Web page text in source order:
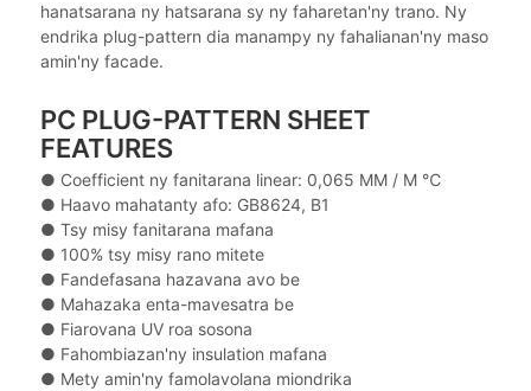
hanatsarana ny hatsarana sy ny faharetan'ny trano. Ny
endrika plug-pattern dia manampy ny fahalianan'ny maso
amin'ny facade.
PC PLUG-PATTERN SHEET
FEATURES
● Coefficient ny fanitarana linear: 0,065 MM / M ℃
● Haavo mahatanty afo: GB8624, B1
● Tsy misy fanitarana mafana
● 100% tsy misy rano mitete
● Fandefasana hazavana avo be
● Mahazaka enta-mavesatra be
● Fiarovana UV roa sosona
● Fahombiazan'ny insulation mafana
● Mety amin'ny famolavolana miondrika